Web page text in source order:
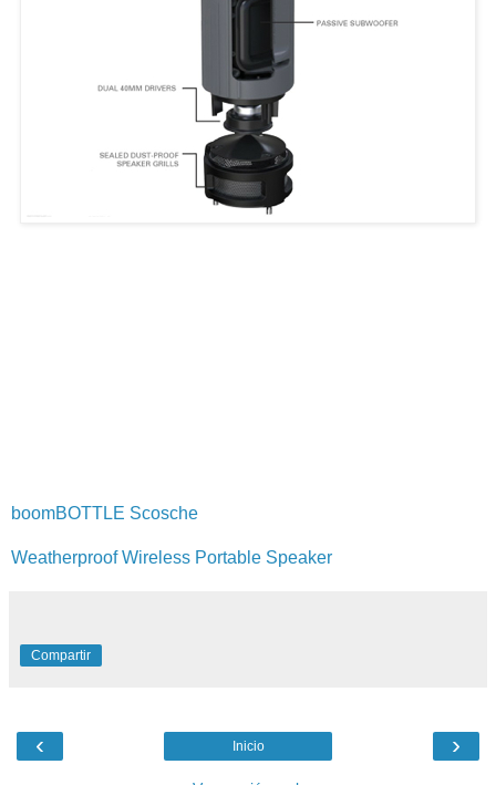
boomBOTTLE Scosche
Weatherproof Wireless Portable Speaker
Compartir
‹ ›
Inicio